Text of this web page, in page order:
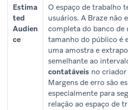
Estima
ted
Audien
ce
O espaço de trabalho
usuários. A Braze não
completa do banco de
tamanho do público é
uma amostra e
semelhante ao
contatáveis no
Margens de erro são
especialmente para
relação ao espaço de